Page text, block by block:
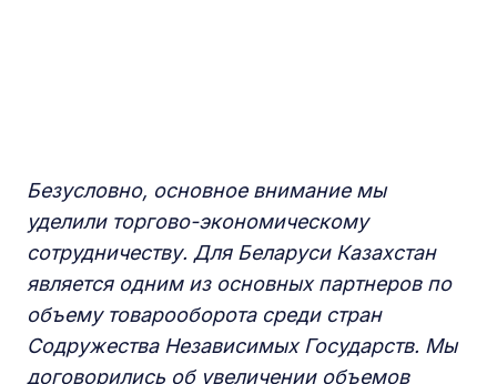
Безусловно, основное внимание мы
уделили торгово-экономическому
сотрудничеству. Для Беларуси Казахстан
является одним из основных партнеров по
объему товарооборота среди стран
Содружества Независимых Государств. Мы
договорились об увеличении объемов